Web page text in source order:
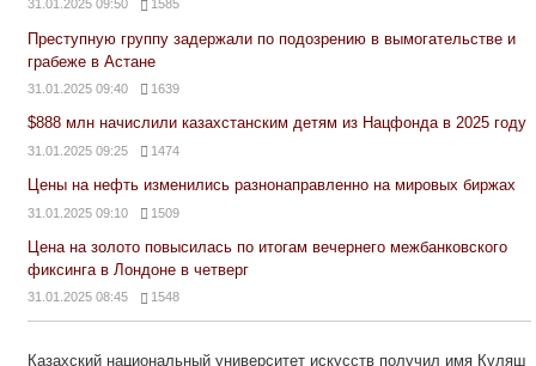
31.01.2025 09:50 1585
Преступную группу задержали по подозрению в вымогательстве и
грабеже в Астане
31.01.2025 09:40 1639
$888 млн начислили казахстанским детям из Нацфонда в 2025 году
31.01.2025 09:25 1474
Цены на нефть изменились разнонаправленно на мировых биржах
31.01.2025 09:10 1509
Цена на золото повысилась по итогам вечернего межбанковского
фиксинга в Лондоне в четверг
31.01.2025 08:45 1548
Казахский национальный университет искусств получил имя Куляш